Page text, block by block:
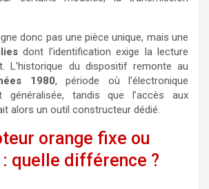
donc pas une pièce unique, mais une
dont l’identification exige la lecture
L’historique du dispositif remonte au
1980, période où l’électronique
généralisée, tandis que l’accès aux
alors un outil constructeur dédié.
orange fixe ou
quelle différence ?